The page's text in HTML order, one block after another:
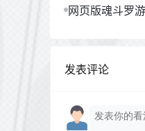
网页版魂斗罗
发表评论